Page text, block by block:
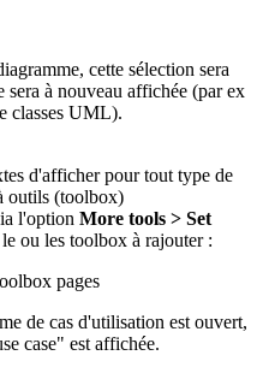
cette sélection sera
à nouveau affichée (par ex
classes UML).
d'afficher pour tout type de
outils (toolbox)
l'option More tools > Set
ou les toolbox à rajouter :
de cas d'utilisation est ouvert,
case" est affichée.